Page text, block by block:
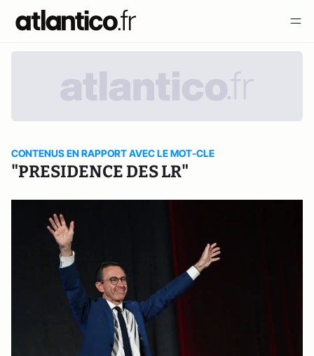
CONTENUS EN RAPPORT AVEC LE MOT-CLE
"PRESIDENCE DES LR"